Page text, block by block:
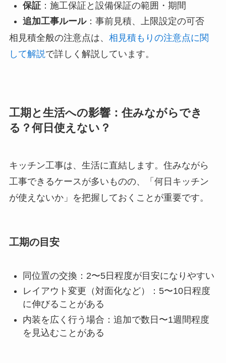
保証：施工保証と設備保証の範囲・期間
追加工事ルール：事前見積、上限設定の可否
相見積全般の注意点は、 相見積もりの注意点に関
して解説で詳しく解説しています。
工期と生活への影響：住みながらでき
る？何日使えない？
キッチン工事は、生活に直結します。住みながら
工事できるケースが多いものの、「何日キッチン
が使えないか」を把握しておくことが重要です。
工期の目安
同位置の交換：2〜5日程度が目安になりやすい
レイアウト変更（対面化など）：5〜10日程度
に伸びることがある
内装を広く行う場合：追加で数日〜1週間程度
を見込むことがある